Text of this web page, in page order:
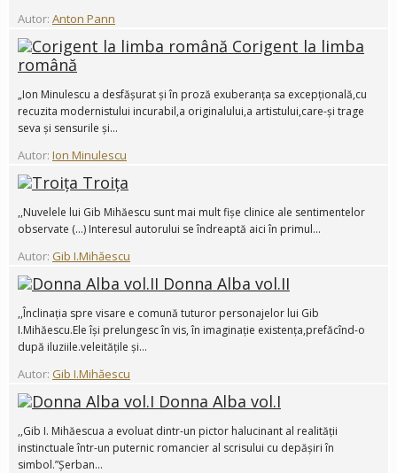
Autor: Anton Pann
Corigent la limba
română
„Ion Minulescu a desfășurat și în proză exuberanța sa excepțională,cu
recuzita modernistului incurabil,a originalului,a artistului,care-și trage
seva și sensurile și...
Autor: Ion Minulescu
Troița
,,Nuvelele lui Gib Mihăescu sunt mai mult fișe clinice ale sentimentelor
observate (...) Interesul autorului se îndreaptă aici în primul...
Autor: Gib I.Mihăescu
Donna Alba vol.II
,,Înclinația spre visare e comună tuturor personajelor lui Gib
I.Mihăescu.Ele își prelungesc în vis, în imaginație existența,prefăcînd-o
după iluziile.veleitățile și...
Autor: Gib I.Mihăescu
Donna Alba vol.I
,,Gib I. Mihăescua a evoluat dintr-un pictor halucinant al realității
instinctuale într-un puternic romancier al scrisului cu depășiri în
simbol.”Șerban...